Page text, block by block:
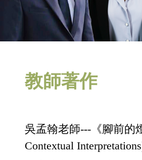
教師著作
吳孟翰老師---《腳前的
Contextual